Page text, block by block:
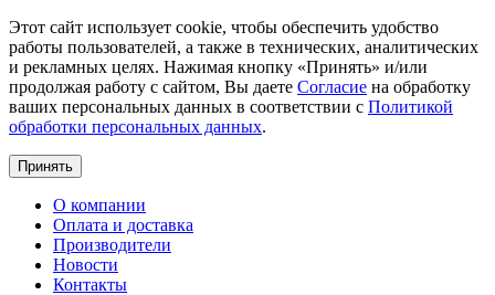
Этот сайт использует cookie, чтобы обеспечить удобство
работы пользователей, а также в технических, аналитических
и рекламных целях. Нажимая кнопку «Принять» и/или
продолжая работу с сайтом, Вы даете Согласие на обработку
ваших персональных данных в соответствии с Политикой
обработки персональных данных.
Принять
О компании
Оплата и доставка
Производители
Новости
Контакты